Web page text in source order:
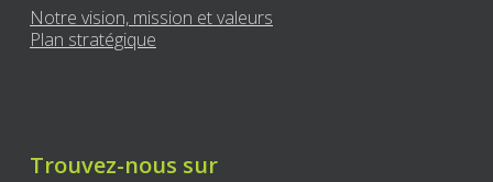
Notre vision, mission et valeurs
Plan stratégique
Trouvez-nous sur